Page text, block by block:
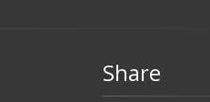
Share